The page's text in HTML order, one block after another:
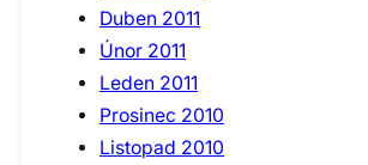
Duben 2011
Únor 2011
Leden 2011
Prosinec 2010
Listopad 2010